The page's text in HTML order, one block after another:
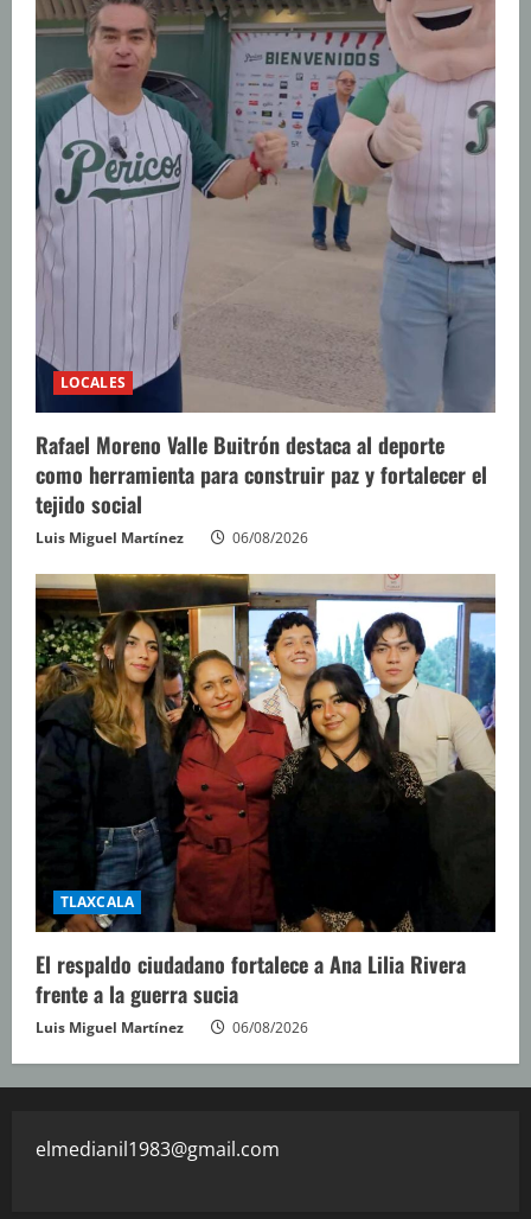
LOCALES
Rafael Moreno Valle Buitrón destaca al deporte
como herramienta para construir paz y fortalecer el
tejido social
Luis Miguel Martínez 06/08/2026
TLAXCALA
El respaldo ciudadano fortalece a Ana Lilia Rivera
frente a la guerra sucia
Luis Miguel Martínez 06/08/2026
elmedianil1983@gmail.com